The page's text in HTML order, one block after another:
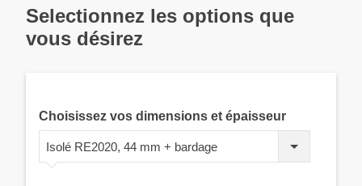
Selectionnez les options que
vous désirez
Choisissez vos dimensions et épaisseur
Isolé RE2020, 44 mm + bardage